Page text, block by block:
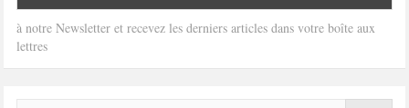
à notre Newsletter et recevez les derniers articles dans votre boîte aux
lettres